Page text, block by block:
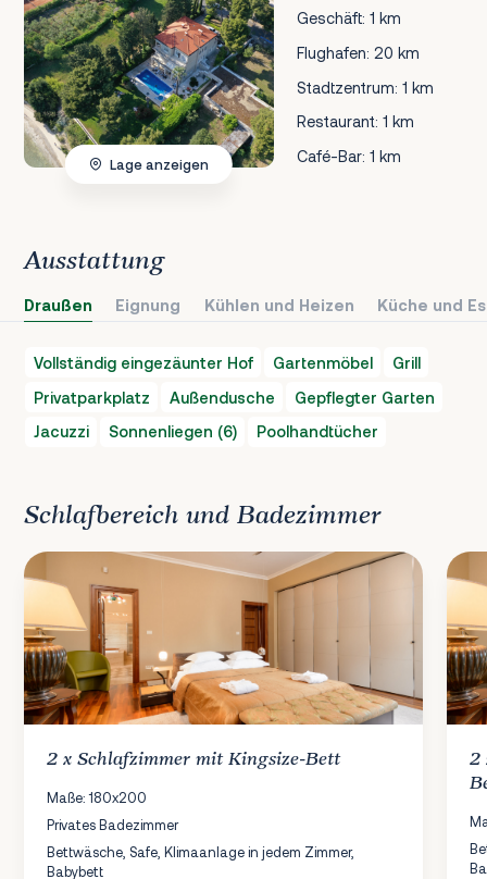
Geschäft: 1 km
Flughafen: 20 km
Stadtzentrum: 1 km
Restaurant: 1 km
Café-Bar: 1 km
Lage anzeigen
Ausstattung
Draußen Eignung Kühlen und Heizen Küche und
Vollständig eingezäunter Hof Gartenmöbel
Grill
Privatparkplatz
Außendusche
Gepflegter Garten
Jacuzzi
Sonnenliegen (6) Poolhandtücher
Schlafbereich und Badezimmer
2 xSchlafzimmer mit Kingsize-Bett
Maße: 180x200
Privates Badezimmer
Bettwäsche, Safe, Klimaanlage in jedem Zimmer,
Babybett
2